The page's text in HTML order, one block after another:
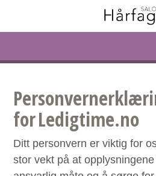
Facebook
Instagram
for Ledigtime.no
Ditt personvern er viktig for
stor vekt på at